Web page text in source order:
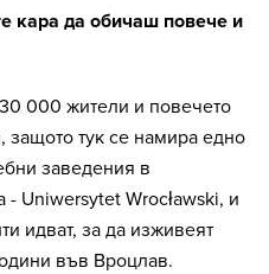
кара да обичаш повече и
000 жители и повечето
защото тук се намира едно
заведения в
- Uniwersytet Wrocławski, и
идват, за да изживеят
във Вроцлав.